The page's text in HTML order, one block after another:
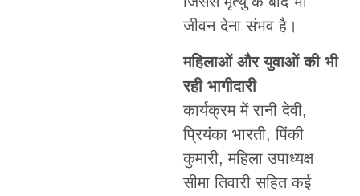
जीवन देना संभव है।
महिलाओं और युवाओं की भी
रही भागीदारी
कार्यक्रम में रानी देवी,
प्रियंका भारती, पिंकी
कुमारी, महिला उपाध्यक्ष
सीमा तिवारी सहित कई